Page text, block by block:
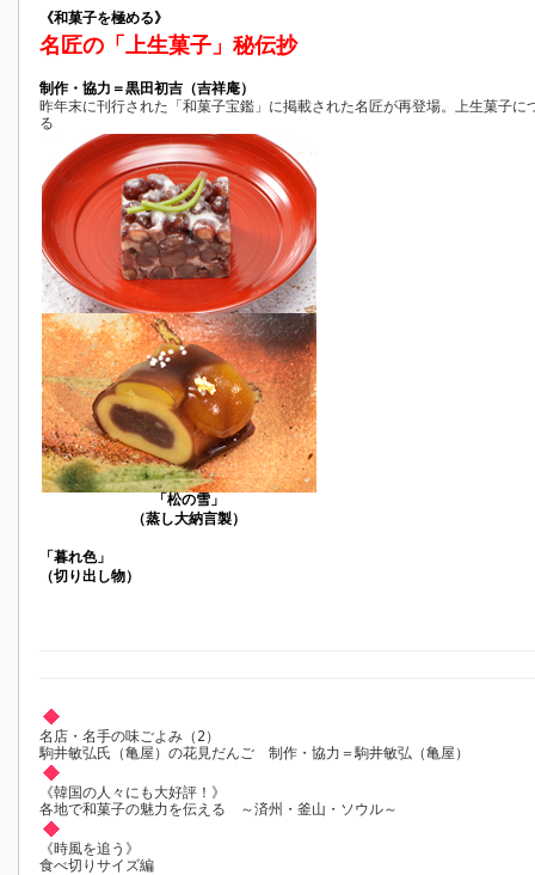
《和菓子を極める》
名匠の「上生菓子」秘伝抄
制作・協力＝黒田初吉（吉祥庵）
昨年末に刊行された「和菓子宝鑑」に掲載された名匠が再登場。上生菓子に
る
「松の雪」
（蒸し大納言製）
「暮れ色」
（切り出し物）
名店・名手の味ごよみ（2）
駒井敏弘氏（亀屋）の花見だんご 制作・協力＝駒井敏弘（亀屋）
《韓国の人々にも大好評！》
各地で和菓子の魅力を伝える ～済州・釜山・ソウル～
《時風を追う》
食べ切りサイズ編